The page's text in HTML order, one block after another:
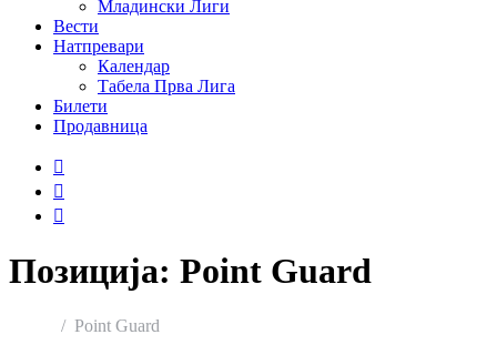
Младински Лиги
Вести
Натпревари
Календар
Табела Прва Лига
Билети
Продавница
Позиција: Point Guard
Point Guard